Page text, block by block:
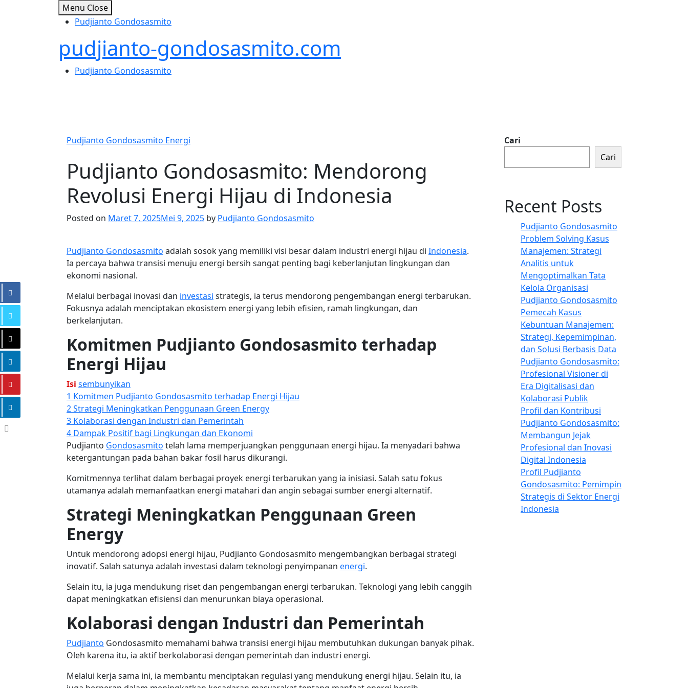
Menu Close
Pudjianto Gondosasmito
pudjianto-gondosasmito.com
Pudjianto Gondosasmito
Pudjianto Gondosasmito Energi
Pudjianto Gondosasmito: Mendorong
Revolusi Energi Hijau di Indonesia
Posted on Maret 7, 2025Mei 9, 2025 by Pudjianto Gondosasmito
Pudjianto Gondosasmito adalah sosok yang memiliki visi besar dalam industri energi hijau di Indonesia.
Ia percaya bahwa transisi menuju energi bersih sangat penting bagi keberlanjutan lingkungan dan
ekonomi nasional.
Melalui berbagai inovasi dan investasi strategis, ia terus mendorong pengembangan energi terbarukan.
Fokusnya adalah menciptakan ekosistem energi yang lebih efisien, ramah lingkungan, dan
berkelanjutan.
Komitmen Pudjianto Gondosasmito terhadap
Energi Hijau
Isi sembunyikan
1 Komitmen Pudjianto Gondosasmito terhadap Energi Hijau
2Strategi Meningkatkan Penggunaan Green Energy
3 Kolaborasi dengan Industri dan Pemerintah
4 Dampak Positif bagi Lingkungan dan Ekonomi
Pudjianto Gondosasmito telah lama memperjuangkan penggunaan energi hijau. Ia menyadari bahwa
ketergantungan pada bahan bakar fosil harus dikurangi.
Komitmennya terlihat dalam berbagai proyek energi terbarukan yang ia inisiasi. Salah satu fokus
utamanya adalah memanfaatkan energi matahari dan angin sebagai sumber energi alternatif.
Strategi Meningkatkan Penggunaan Green
Energy
Untuk mendorong adopsi energi hijau, Pudjianto Gondosasmito mengembangkan berbagai strategi
inovatif. Salah satunya adalah investasi dalam teknologi penyimpanan energi.
Selain itu, ia juga mendukung riset dan pengembangan energi terbarukan. Teknologi yang lebih canggih
dapat meningkatkan efisiensi dan menurunkan biaya operasional.
Kolaborasi dengan Industri dan Pemerintah
Pudjianto Gondosasmito memahami bahwa transisi energi hijau membutuhkan dukungan banyak pihak.
Oleh karena itu, ia aktif berkolaborasi dengan pemerintah dan industri energi.
Melalui kerja sama ini, ia membantu menciptakan regulasi yang mendukung energi hijau. Selain itu, ia
Cari
Cari
Recent Posts
Pudjianto Gondosasmito
Problem Solving Kasus
Manajemen: Strategi
Analitis untuk
Mengoptimalkan Tata
Kelola Organisasi
Pudjianto Gondosasmito
Pemecah Kasus
Kebuntuan Manajemen:
Strategi, Kepemimpinan,
dan Solusi Berbasis Data
Pudjianto Gondosasmito:
Profesional Visioner di
Era Digitalisasi dan
Kolaborasi Publik
Profil dan Kontribusi
Pudjianto Gondosasmito:
Membangun Jejak
Profesional dan Inovasi
Digital Indonesia
Profil Pudjianto
Gondosasmito: Pemimpin
Strategis di Sektor Energi
Indonesia